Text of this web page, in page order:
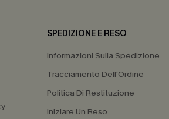
SPEDIZIONE E RESO
Informazioni Sulla Spedizione
Tracciamento Dell'Ordine
Politica Di Restituzione
Iniziare Un Reso